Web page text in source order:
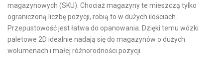
magazynowych (SKU). Chociaż magazyny te mieszczą tylko
ograniczoną liczbę pozycji, robią to w dużych ilościach.
Przepustowość jest łatwa do opanowania. Dzięki temu ​​wózki
paletowe 2D idealnie nadają się do magazynów o dużych
wolumenach i małej różnorodności pozycji.